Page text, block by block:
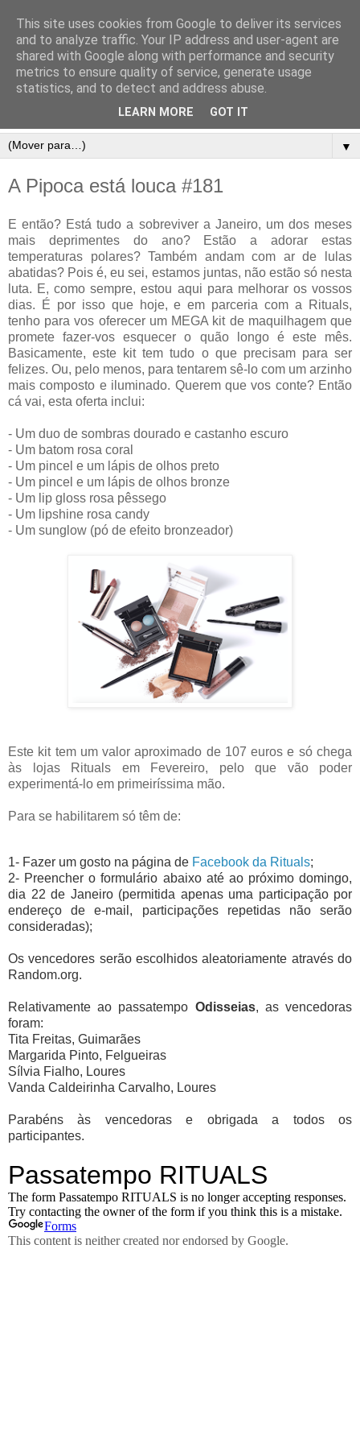
▼
A Pipoca está louca #181
E então? Está tudo a sobreviver a Janeiro, um dos meses
mais deprimentes do ano? Estão a adorar estas
temperaturas polares? Também andam com ar de lulas
abatidas? Pois é, eu sei, estamos juntas, não estão só nesta
luta. E, como sempre, estou aqui para melhorar os vossos
dias. É por isso que hoje, e em parceria com a Rituals,
tenho para vos oferecer um MEGA kit de maquilhagem que
promete fazer-vos esquecer o quão longo é este mês.
Basicamente, este kit tem tudo o que precisam para ser
felizes. Ou, pelo menos, para tentarem sê-lo com um arzinho
mais composto e iluminado. Querem que vos conte? Então
cá vai, esta oferta inclui:
- Um duo de sombras dourado e castanho escuro
- Um batom rosa coral
- Um pincel e um lápis de olhos preto
- Um pincel e um lápis de olhos bronze
- Um lip gloss rosa pêssego
- Um lipshine rosa candy
- Um sunglow (pó de efeito bronzeador)
Este kit tem um valor aproximado de 107 euros e só chega
às lojas Rituals em Fevereiro, pelo que vão poder
experimentá-lo em primeiríssima mão.
Para se habilitarem só têm de:
1- Fazer um gosto na página de Facebook da Rituals;
2- Preencher o formulário abaixo até ao próximo domingo,
dia 22 de Janeiro (permitida apenas uma participação por
endereço de e-mail, participações repetidas não serão
consideradas);
Os vencedores serão escolhidos aleatoriamente através do
Random.org.
Relativamente ao passatempo Odisseias, as vencedoras
foram:
Tita Freitas, Guimarães
Margarida Pinto, Felgueiras
Sílvia Fialho, Loures
Vanda Caldeirinha Carvalho, Loures
Parabéns às vencedoras e obrigada a todos os
participantes.
This site uses cookies from Google to deliver its services
and to analyze traffic. Your IP address and user-agent are
shared with Google along with performance and security
metrics to ensure quality of service, generate usage
statistics, and to detect and address abuse.
LEARN MORE GOT IT